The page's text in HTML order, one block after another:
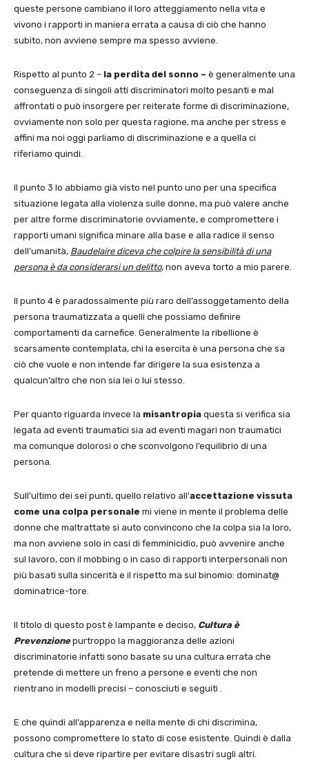
queste persone cambiano il loro atteggiamento nella vita e
vivono i rapporti in maniera errata a causa di ciò che hanno
subito, non avviene sempre ma spesso avviene.
Rispetto al punto 2 – la perdita del sonno – è generalmente una
conseguenza di singoli atti discriminatori molto pesanti e mal
affrontati o può insorgere per reiterate forme di discriminazione,
ovviamente non solo per questa ragione, ma anche per stress e
affini ma noi oggi parliamo di discriminazione e a quella ci
riferiamo quindi.
Il punto 3 lo abbiamo già visto nel punto uno per una specifica
situazione legata alla violenza sulle donne, ma può valere anche
per altre forme discriminatorie ovviamente, e compromettere i
rapporti umani significa minare alla base e alla radice il senso
dell’umanità, Baudelaire diceva che colpire la sensibilità di una
persona è da considerarsi un delitto, non aveva torto a mio parere.
Il punto 4 è paradossalmente più raro dell’assoggetamento della
persona traumatizzata a quelli che possiamo definire
comportamenti da carnefice. Generalmente la ribellione è
scarsamente contemplata, chi la esercita è una persona che sa
ciò che vuole e non intende far dirigere la sua esistenza a
qualcun’altro che non sia lei o lui stesso.
Per quanto riguarda invece la misantropia questa si verifica sia
legata ad eventi traumatici sia ad eventi magari non traumatici
ma comunque dolorosi o che sconvolgono l’equilibrio di una
persona.
Sull’ultimo dei sei punti, quello relativo all’accettazione vissuta
come una colpa personale mi viene in mente il problema delle
donne che maltrattate si auto convincono che la colpa sia la loro,
ma non avviene solo in casi di femminicidio, può avvenire anche
sul lavoro, con il mobbing o in caso di rapporti interpersonali non
più basati sulla sincerità e il rispetto ma sul binomio: dominat@
dominatrice-tore.
Il titolo di questo post è lampante e deciso, Cultura è
Prevenzionepurtroppo la maggioranza delle azioni
discriminatorie infatti sono basate su una cultura errata che
pretende di mettere un freno a persone e eventi che non
rientrano in modelli precisi – conosciuti e seguiti .
E che quindi all’apparenza e nella mente di chi discrimina,
possono compromettere lo stato di cose esistente. Quindi è dalla
cultura che si deve ripartire per evitare disastri sugli altri.